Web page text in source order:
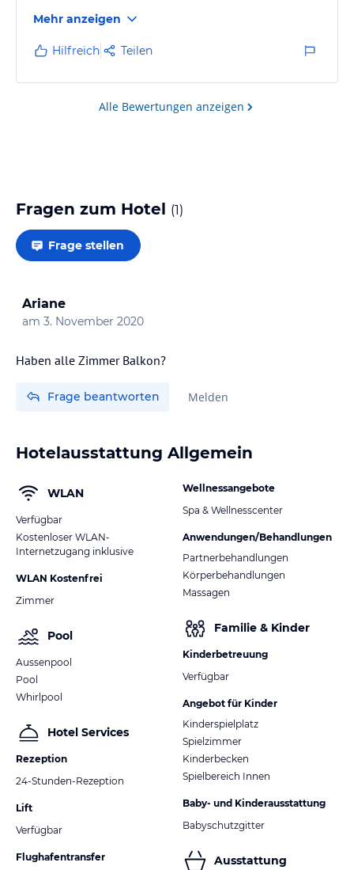
sauber und zweckmässig eingerichtet.
Mehr anzeigen
Hilfreich Teilen
Alle Bewertungen anzeigen
Fragen zum Hotel (1)
Frage stellen
Ariane
am 3. November 2020
Haben alle Zimmer Balkon?
Frage beantworten Melden
Hotelausstattung Allgemein
WLAN
Verfügbar
Kostenloser WLAN-
Internetzugang inklusive
WLAN Kostenfrei
Zimmer
Pool
Aussenpool
Pool
Whirlpool
Hotel Services
Rezeption
24-Stunden-Rezeption
Lift
Verfügbar
Flughafentransfer
Wellnessangebote
Spa & Wellnesscenter
Anwendungen/Behandlungen
Partnerbehandlungen
Körperbehandlungen
Massagen
Familie & Kinder
Kinderbetreuung
Verfügbar
Angebot für Kinder
Kinderspielplatz
Spielzimmer
Kinderbecken
Spielbereich Innen
Baby- und Kinderausstattung
Babyschutzgitter
Ausstattung